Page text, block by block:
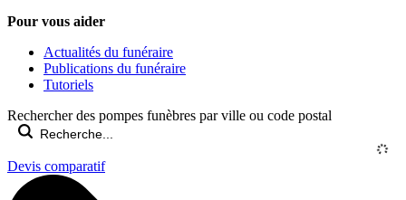
Pour vous aider
Actualités du funéraire
Publications du funéraire
Tutoriels
Rechercher des pompes funèbres par ville ou code postal
Devis comparatif